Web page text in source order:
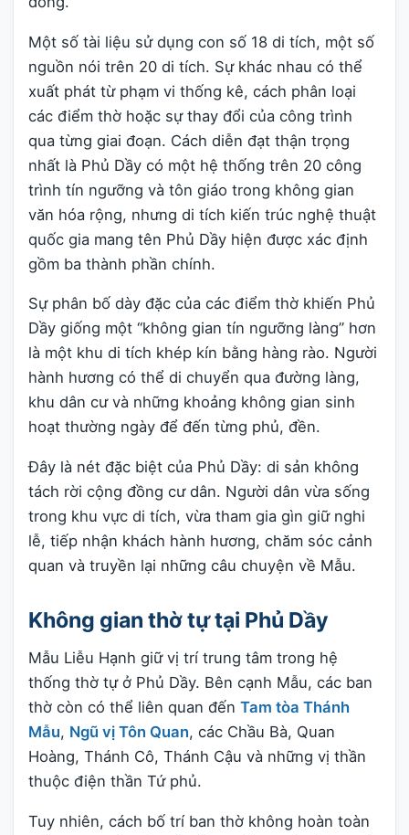
Một số tài liệu sử dụng con số 18 di tích, một số
nguồn nói trên 20 di tích. Sự khác nhau có thể
xuất phát từ phạm vi thống kê, cách phân loại
các điểm thờ hoặc sự thay đổi của công trình
qua từng giai đoạn. Cách diễn đạt thận trọng
nhất là Phủ Dầy có một hệ thống trên 20 công
trình tín ngưỡng và tôn giáo trong không gian
văn hóa rộng, nhưng di tích kiến trúc nghệ thuật
quốc gia mang tên Phủ Dầy hiện được xác định
gồm ba thành phần chính.
Sự phân bố dày đặc của các điểm thờ khiến Phủ
Dầy giống một “không gian tín ngưỡng làng” hơn
là một khu di tích khép kín bằng hàng rào. Người
hành hương có thể di chuyển qua đường làng,
khu dân cư và những khoảng không gian sinh
hoạt thường ngày để đến từng phủ, đền.
Đây là nét đặc biệt của Phủ Dầy: di sản không
tách rời cộng đồng cư dân. Người dân vừa sống
trong khu vực di tích, vừa tham gia gìn giữ nghi
lễ, tiếp nhận khách hành hương, chăm sóc cảnh
quan và truyền lại những câu chuyện về Mẫu.
Không gian thờ tự tại Phủ Dầy
Mẫu Liễu Hạnh giữ vị trí trung tâm trong hệ
thống thờ tự ở Phủ Dầy. Bên cạnh Mẫu, các ban
thờ còn có thể liên quan đến Tam tòa Thánh
Mẫu, Ngũ vị Tôn Quan, các Chầu Bà, Quan
Hoàng, Thánh Cô, Thánh Cậu và những vị thần
thuộc điện thần Tứ phủ.
Tuy nhiên, cách bố trí ban thờ không hoàn toàn